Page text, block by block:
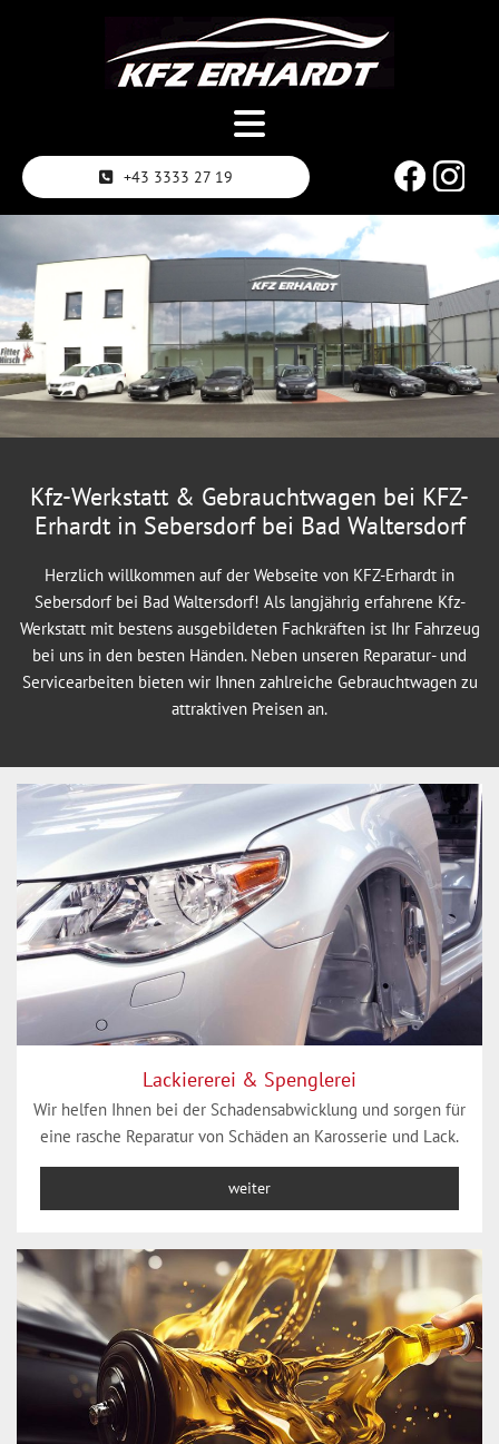
+43 3333 27 19
Kfz-Werkstatt & Gebrauchtwagen bei KFZ-
Erhardt in Sebersdorf bei Bad Waltersdorf
Herzlich willkommen auf der Webseite von KFZ-Erhardt in
Sebersdorf bei Bad Waltersdorf! Als langjährig erfahrene Kfz-
Werkstatt mit bestens ausgebildeten Fachkräften ist Ihr Fahrzeug
bei uns in den besten Händen. Neben unseren Reparatur- und
Servicearbeiten bieten wir Ihnen zahlreiche Gebrauchtwagen zu
attraktiven Preisen an.
Lackiererei & Spenglerei
Wir helfen Ihnen bei der Schadensabwicklung und sorgen für
eine rasche Reparatur von Schäden an Karosserie und Lack.
weiter